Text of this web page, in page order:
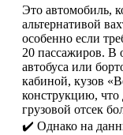
Это автомобиль,
альтернативой
особенно если
20 пассажиров. В
автобуса или
кабиной, кузов
конструкцию, что
грузовой отсек
✔️ Однако на